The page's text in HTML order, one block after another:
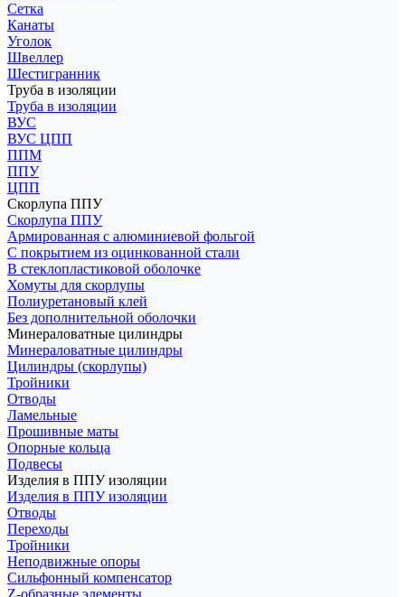
Сетка
Канаты
Уголок
Швеллер
Шестигранник
Труба в изоляции
Труба в изоляции
ВУС
ВУС ЦПП
ППМ
ППУ
ЦПП
Скорлупа ППУ
Скорлупа ППУ
Армированная с алюминиевой фольгой
С покрытием из оцинкованной стали
В стеклопластиковой оболочке
Хомуты для скорлупы
Полиуретановый клей
Без дополнительной оболочки
Минераловатные цилиндры
Минераловатные цилиндры
Цилиндры (скорлупы)
Тройники
Отводы
Ламельные
Прошивные маты
Опорные кольца
Подвесы
Изделия в ППУ изоляции
Изделия в ППУ изоляции
Отводы
Переходы
Тройники
Неподвижные опоры
Cильфонный компенсатор
Z-образные элементы